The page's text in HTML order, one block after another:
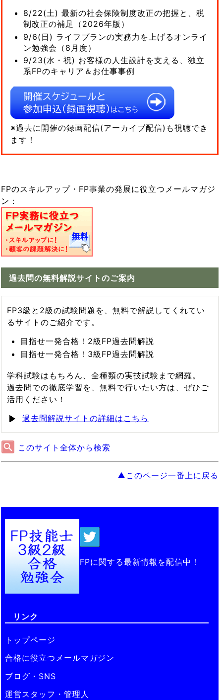
8/22(土) 最新の社会保険制度改正の把握と、税
制改正の補足（2026年版）
9/6(日) ライフプランの実務力を上げるオンライ
ン勉強会（8月度）
9/23(水・祝) お客様の人生設計を支える、独立
系FPのキャリア＆お仕事事例
※過去に開催の録画配信(アーカイブ配信)も視聴でき
ます！
FPのスキルアップ・FP事業の発展に役立つメールマガジ
ン：
過去問の無料解説サイトのご案内
FP3級と2級の試験問題を、無料で解説してくれてい
るサイトのご紹介です。
目指せ一発合格！2級FP過去問解説
目指せ一発合格！3級FP過去問解説
学科試験はもちろん、全種類の実技試験まで網羅。
過去問での徹底学習を、無料で行いたい方は、ぜひご
活用ください！
過去問解説サイトの詳細はこちら
このサイト全体から検索
▲このページ一番上に戻る
FPに関する最新情報を配信中！
リンク
トップページ
合格に役立つメールマガジン
ブログ・SNS
運営スタッフ・管理人